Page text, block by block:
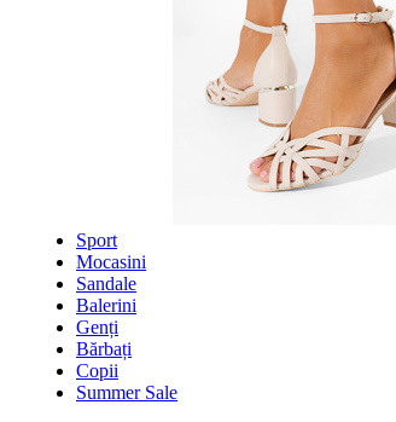
Sport
Mocasini
Sandale
Balerini
Genți
Bărbați
Copii
Summer Sale